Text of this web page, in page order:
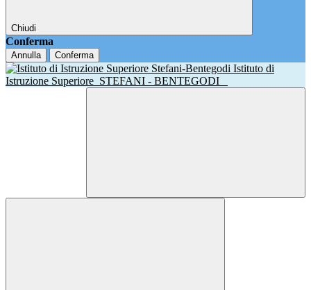
Chiudi
Conferma
Annulla Conferma
Istituto di
Istruzione Superiore STEFANI - BENTEGODI